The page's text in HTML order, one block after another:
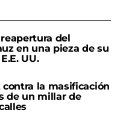
del
en una pieza de su
UU.
contra la masificación
de un millar de